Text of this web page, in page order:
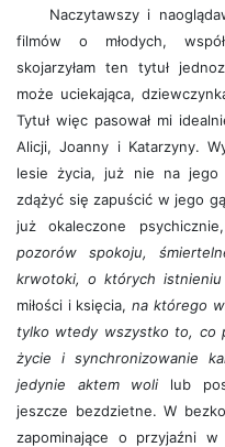
Naczytawszy i
filmów o młodych,
skojarzyłam ten tytuł
może uciekająca,
Tytuł więc pasował mi
Alicji, Joanny i Katarzyny.
lesie życia, już nie na
zdążyć się zapuścić w jego
już okaleczone
pozorów spokoju,
krwotoki, o których
miłości i księcia,na którego
tylko wtedy wszystko to, co
życie i synchronizowanie
jedynie aktem woli lub
jeszcze bezdzietne. W
zapominające o przyjaźni